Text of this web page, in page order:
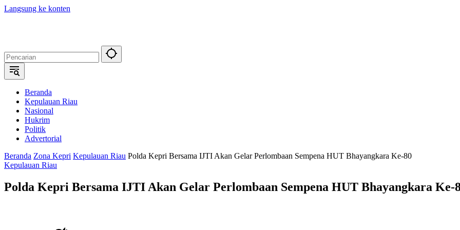
Langsung ke konten
Beranda
Kepulauan Riau
Nasional
Hukrim
Politik
Advertorial
Beranda Zona Kepri Kepulauan Riau Polda Kepri Bersama IJTI Akan Gelar Perlombaan Sempena HUT Bhayangkara Ke-80
Kepulauan Riau
Polda Kepri Bersama IJTI Akan Gelar Perlombaan Sempena HUT Bhayangkara Ke-